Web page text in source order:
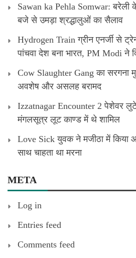
Sawan ka Pehla Somwar: बरेली
बजे से उमड़ा श्रद्धालुओं का सैलाव
Hydrogen Train ग्रीन एनर्जी से
पांचवा देश बना भारत, PM Modi ने
Cow Slaughter Gang का सरगना
अवशेष और असलह बरामद
Izzatnagar Encounter 2 पेशेवर
मंगलसूत्र लूट काण्‍ड में थे शामिल
Love Sick युवक ने मजीठा में किया
साथ चाहता था मरना
META
Log in
Entries feed
Comments feed